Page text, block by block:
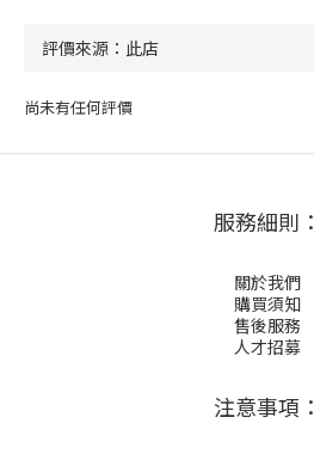
尚未有任何評價
服務細則：
關於我們
購買須知
售後服務
人才招募
注意事項：